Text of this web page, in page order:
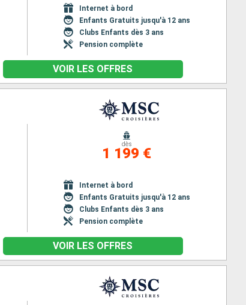
Internet à bord
Enfants Gratuits jusqu'à 12 ans
Clubs Enfants dès 3 ans
Pension complète
VOIR LES OFFRES
dès
1 199 €
Internet à bord
Enfants Gratuits jusqu'à 12 ans
Clubs Enfants dès 3 ans
Pension complète
VOIR LES OFFRES